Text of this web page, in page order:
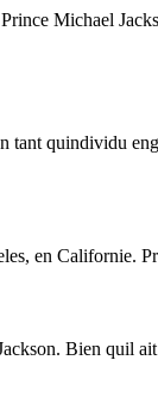
Michael
quindividu
en Californie.
Bien quil